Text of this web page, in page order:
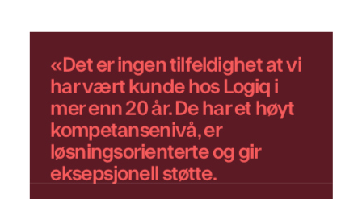
«Det er ingen tilfeldighet at vi
har vært kunde hos Logiq i
mer enn 20 år. De har et høyt
kompetansenivå, er
løsningsorienterte og gir
eksepsjonell støtte.